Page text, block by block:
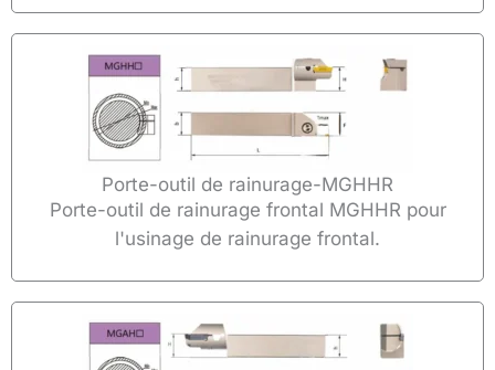
Porte-outil de rainurage-MGHHR
Porte-outil de rainurage frontal MGHHR pour
l'usinage de rainurage frontal.